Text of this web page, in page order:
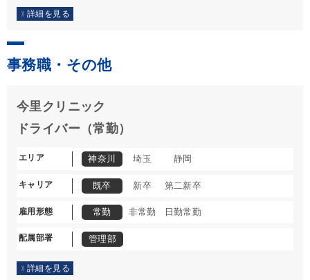
詳細を見る
事務職・その他
今里クリニック
ドライバー（常勤）
エリア 神奈川 埼玉 静岡
キャリア 既卒 新卒 第二新卒
雇用形態 常勤 非常勤 日勤常勤
配属部署 管理部
詳細を見る